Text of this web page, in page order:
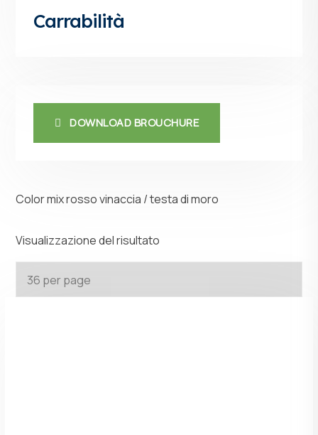
Carrabilità
DOWNLOAD BROUCHURE
Color mix rosso vinaccia / testa di moro
Visualizzazione del risultato